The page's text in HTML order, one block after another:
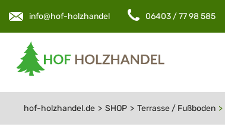
info@hof-holzhandel.de 06403 / 77 98 585
hof-holzhandel.de SHOP Terrasse / Fußboden